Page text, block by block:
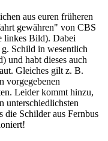
aus euren früheren
gewähren" von CBS
linkes Bild). Dabei
Schild in wesentlich
und habt dieses auch
Gleiches gilt z. B.
vorgegebenen
Leider kommt hinzu,
unterschiedlichsten
die Schilder aus Fernbus